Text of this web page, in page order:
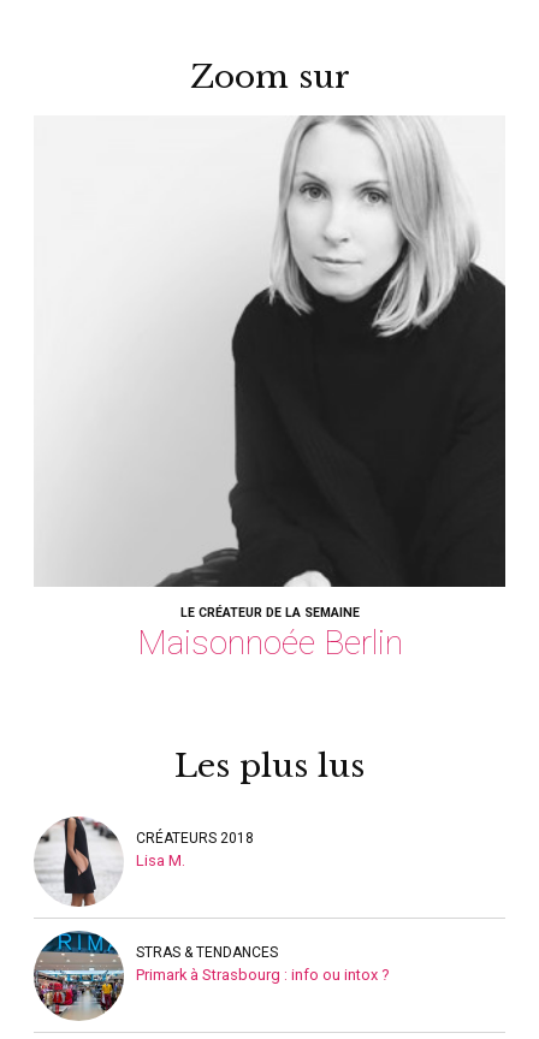
Zoom sur
LE CRÉATEUR DE LA SEMAINE
Maisonnoée Berlin
Les plus lus
CRÉATEURS 2018
Lisa M.
STRAS & TENDANCES
Primark à Strasbourg : info ou intox ?